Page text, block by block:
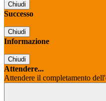
Chiudi
Successo
Chiudi
Informazione
Chiudi
Attendere...
Attendere il completamento